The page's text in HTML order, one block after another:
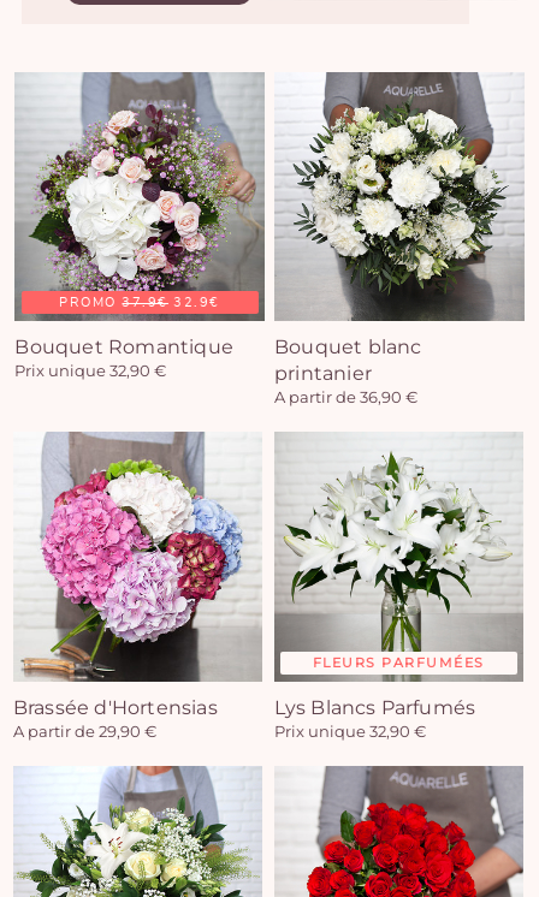
PROMO37.9€32.9€
Bouquet Romantique
Prix unique 32,90 €
Bouquet blanc
printanier
A partir de 36,90 €
Brassée d'Hortensias
A partir de 29,90 €
FLEURS PARFUMÉES
Lys Blancs Parfumés
Prix unique 32,90 €